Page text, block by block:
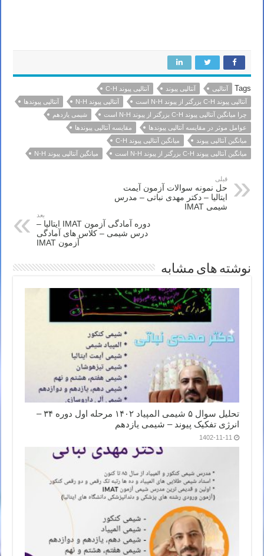
Tags آنتالپی آنتالپی پیوند
آنتالپی پیوند C-H
آنتالپی پیوند C-H بزرگتر از پیوند N-H است
آنتالپی پیوند N-H
آنتالپی پیوندها
چرا میانگین آنتالپی پیوند C-H بزرگتر از پیوند N-H است
شیمی یازدهم
عوامل موثر در مقایسه آنتالپی پیوندها
مقایسه آنتالپی پیوندها
میانگین آنتالپی پیوند
میانگین آنتالپی پیوند C-H
میانگین آنتالپی پیوند C-H بزرگتر از پیوند N-H است
میانگین آنتالپی پیوند N-H
قبلی
حل نمونه سوالات آزمون آیمت
ایتالیا – دکتر مهدی نباتی – مدرس
شیمی IMAT
بعد
دوره آمادگی آزمون IMAT ایتالیا –
درس شیمی – کلاس های آمادگی
آزمون IMAT
نوشته های مشابه
تحلیل سوال ۵ شیمی المپیاد ۱۴۰۲ مرحله اول دوره ۳۴ –
انرژی تفکیک پیوند – شیمی یازدهم
1402-11-11